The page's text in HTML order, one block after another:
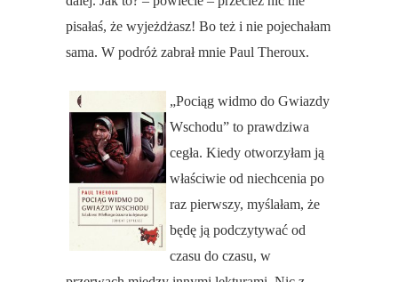
pisałaś, że wyjeżdżasz! Bo też i nie pojechałam
sama. W podróż zabrał mnie Paul Theroux.
„Pociąg widmo do Gwiazdy
Wschodu” to prawdziwa
cegła. Kiedy otworzyłam ją
właściwie od niechcenia po
raz pierwszy, myślałam, że
będę ją podczytywać od
czasu do czasu, w